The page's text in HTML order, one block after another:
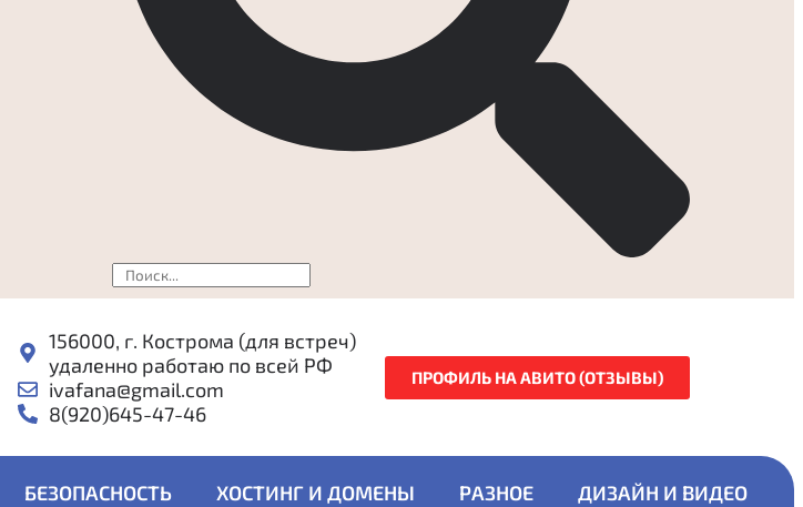
156000, г. Кострома (для встреч)
удаленно работаю по всей РФ
ivafana@gmail.com
8(920)645-47-46
ПРОФИЛЬ НА АВИТО (ОТЗЫВЫ)
БЕЗОПАСНОСТЬ ХОСТИНГ И ДОМЕНЫ РАЗНОЕ ДИЗАЙН И ВИДЕО